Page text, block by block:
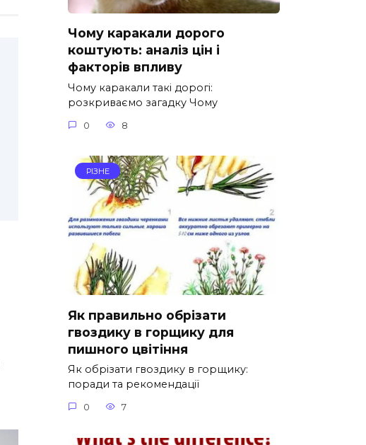
Чому каракали дорого
коштують: аналіз цін і
факторів впливу
Чому каракали такі дорогі:
розкриваємо загадку Чому
0 8
РІЗНЕ
Як правильно обрізати
гвоздику в горщику для
пишного цвітіння
Як обрізати гвоздику в горщику:
поради та рекомендації
0 7